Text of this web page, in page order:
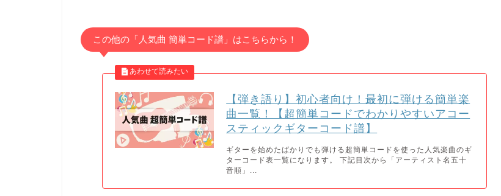
この他の「人気曲 簡単コード譜」はこちらから！
【弾き語り】初心者向け！最初に弾ける簡単楽
曲一覧！【超簡単コードでわかりやすいアコー
スティックギターコード譜】
ギターを始めたばかりでも弾ける超簡単コードを使った人気楽曲のギ
ターコード表一覧になります。 下記目次から「アーティスト名五十
音順」...